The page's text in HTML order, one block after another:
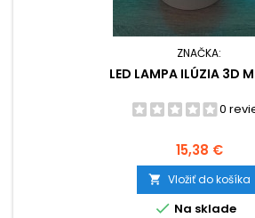
ZNAČKA:
LED LAMPA ILÚZIA 3D
0
Cena
15,38 €
 Vložiť do košíka
 Na sklade